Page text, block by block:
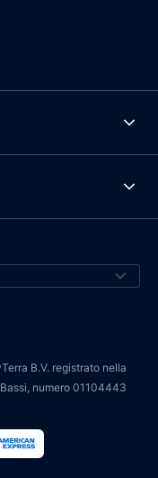
B.V. registrato nella
numero 01104443